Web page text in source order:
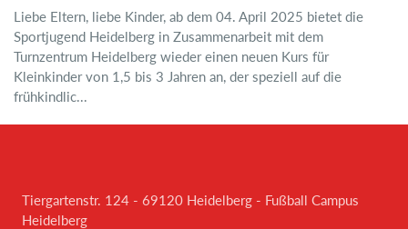
Liebe Eltern, liebe Kinder, ab dem 04. April 2025 bietet die
Sportjugend Heidelberg in Zusammenarbeit mit dem
Turnzentrum Heidelberg wieder einen neuen Kurs für
Kleinkinder von 1,5 bis 3 Jahren an, der speziell auf die
frühkindlic...
Tiergartenstr. 124 - 69120 Heidelberg - Fußball Campus
Heidelberg